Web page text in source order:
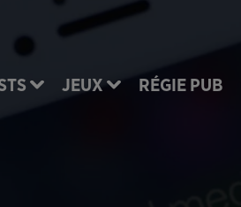
JEUX RÉGIE PUB